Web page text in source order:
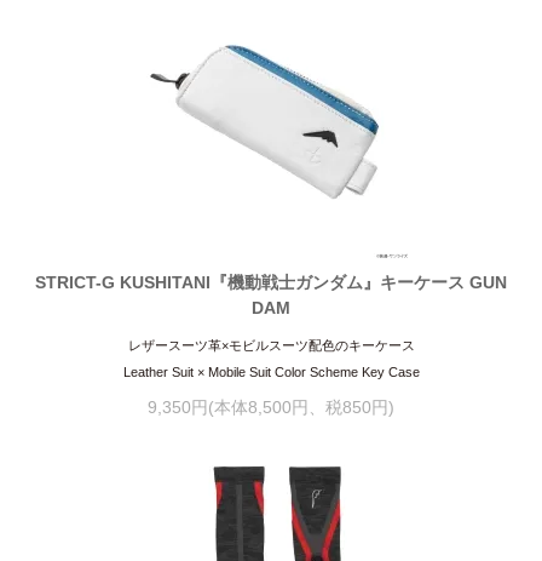
STRICT-G KUSHITANI『機動戦士ガンダム』キーケース GUN
DAM
レザースーツ革×モビルスーツ配色のキーケース
Leather Suit × Mobile Suit Color Scheme Key Case
9,350円(本体8,500円、税850円)